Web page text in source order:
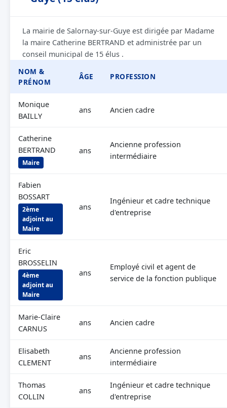
La mairie de Salornay-sur-Guye est dirigée par Madame
la maire Catherine BERTRAND et administrée par un
conseil municipal de 15 élus .
NOM &
PRÉNOM
ÂGE PROFESSION
Monique
BAILLY
ans Ancien cadre
Catherine
BERTRAND
Maire
ans
Ancienne profession
intermédiaire
Fabien
BOSSART
2ème
adjoint au
Maire
ans
Ingénieur et cadre technique
d'entreprise
Eric
BROSSELIN
4ème
adjoint au
Maire
ans
Employé civil et agent de
service de la fonction publique
Marie-Claire
CARNUS
ans Ancien cadre
Elisabeth
CLEMENT
ans
Ancienne profession
intermédiaire
Thomas
COLLIN
ans
Ingénieur et cadre technique
d'entreprise